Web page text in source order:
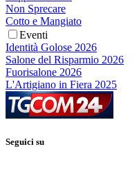
Non Sprecare
Cotto e Mangiato
Eventi
Identità Golose 2026
Salone del Risparmio 2026
Fuorisalone 2026
L'Artigiano in Fiera 2025
Seguici su